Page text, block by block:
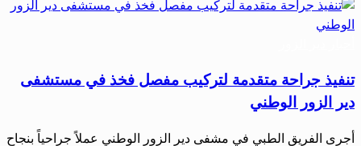
تنفيذ جراحة متقدمة لتركيب مفصل فخذ في مستشفى
دير الزور الوطني
أجرى الفريق الطبي في مشفى دير الزور الوطني عملاً جراحياً بنجاح